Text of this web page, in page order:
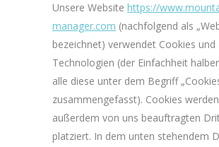
Unsere Website https://
manager.com (nachfolgend als
bezeichnet) verwendet Cookies und
Technologien (der Einfachheit
alle diese unter dem Begriff
zusammengefasst). Cookies werden
außerdem von uns beauftragten
platziert. In dem unten stehendem